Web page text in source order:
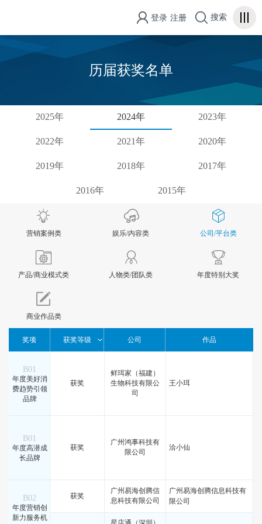
登录 注册 搜索
历届获奖名单
2025年 2024年 2023年
2022年 2021年 2020年
2019年 2018年 2017年
2016年 2015年
营销案例类 娱乐/内容类 公司/平台类
产品/商业模式类 人物类/团队类 年度特别大奖
商业作品类
奖项 获奖等级 公司 作品
B01
年度美好消
费趋势引领
品牌
获奖
鲜珥家（福建）
生物科技有限公
司
王小珥
B01
年度高潜成
长品牌
获奖
广州鸿事科技有
限公司
洽小仙
B02
年度营销创
新力服务机
获奖
广州易海创腾信
息科技有限公司
广州易海创腾信息科技有
限公司